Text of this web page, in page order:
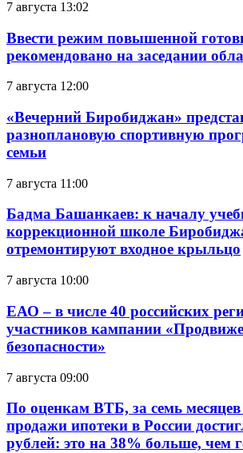
7 августа 13:02
Ввести режим повышенной
рекомендовано на заседании
7 августа 12:00
«Вечерний Биробиджан»
разноплановую спортивную
семьи
7 августа 11:00
Бадма Башанкаев: к началу
коррекционной школе
отремонтируют входное крыльцо
7 августа 10:00
ЕАО – в числе 40 российских
участников кампании
безопасности»
7 августа 09:00
По оценкам ВТБ, за семь месяцев
продажи ипотеки в России
рублей: это на 38% больше, чем